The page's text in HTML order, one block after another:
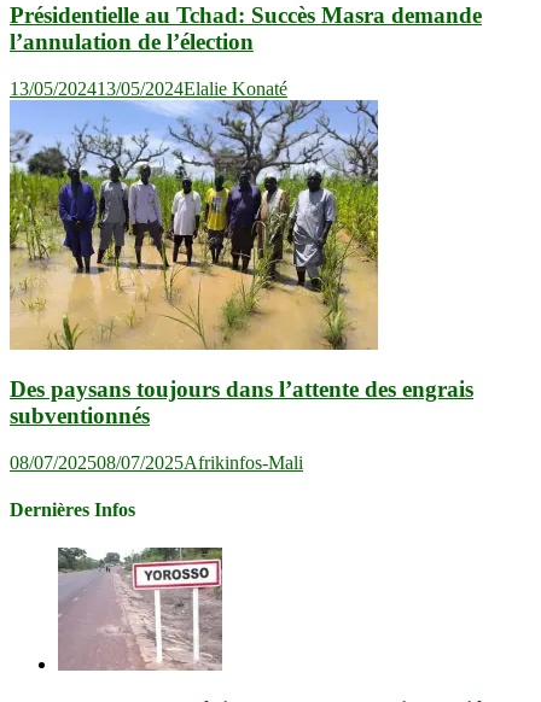
Présidentielle au Tchad: Succès Masra demande
l’annulation de l’élection
13/05/202413/05/2024Elalie Konaté
Des paysans toujours dans l’attente des engrais
subventionnés
08/07/202508/07/2025Afrikinfos-Mali
Dernières Infos